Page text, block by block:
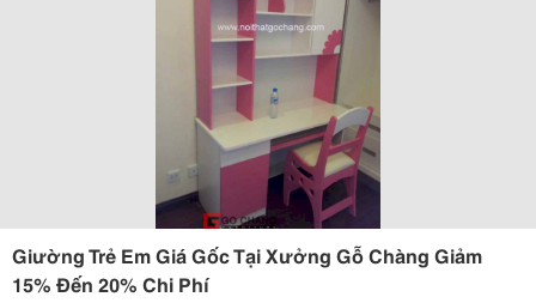
Giường Trẻ Em Giá Gốc Tại Xưởng Gỗ Chàng Giảm
15% Đến 20% Chi Phí